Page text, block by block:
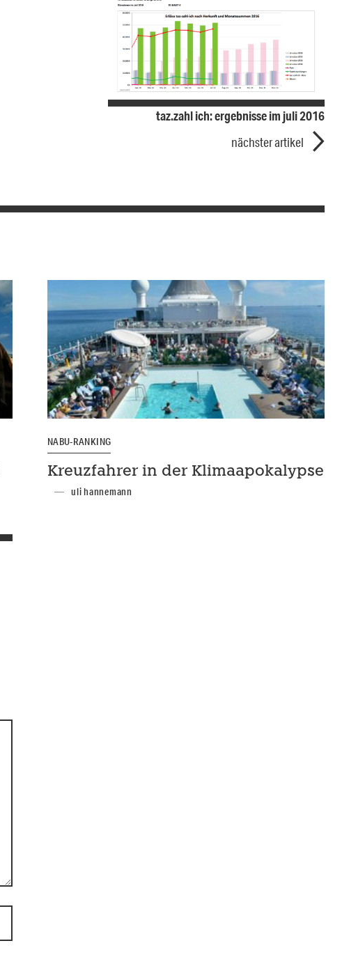
taz.zahl ich: ergebnisse im juli 2016
nächster artikel
NABU-RANKING
Kreuzfahrer in der Klimaapokalypse
uli hannemann